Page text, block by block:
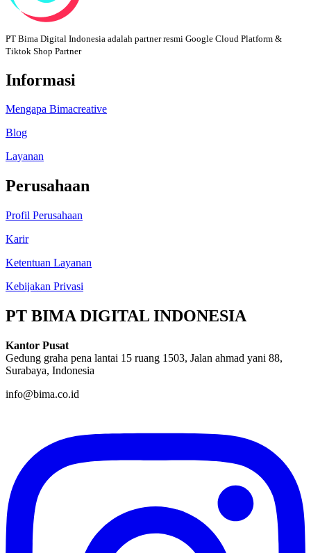
PT Bima Digital Indonesia adalah partner resmi Google Cloud Platform &
Tiktok Shop Partner
Informasi
Mengapa Bimacreative
Blog
Layanan
Perusahaan
Profil Perusahaan
Karir
Ketentuan Layanan
Kebijakan Privasi
PT BIMA DIGITAL INDONESIA
Kantor Pusat
Gedung graha pena lantai 15 ruang 1503, Jalan ahmad yani 88,
Surabaya, Indonesia
info@bima.co.id